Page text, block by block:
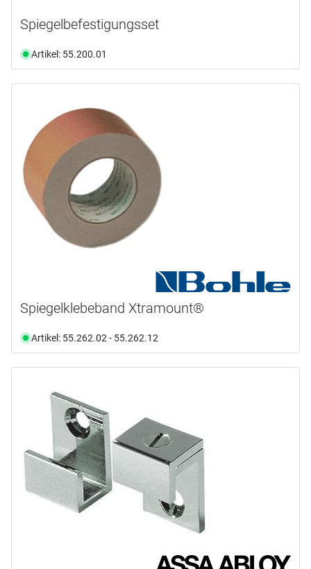
Spiegelbefestigungsset
Artikel: 55.200.01
Spiegelklebeband Xtramount®
Artikel: 55.262.02 - 55.262.12